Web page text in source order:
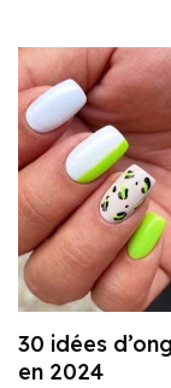
30 idées
en 2024